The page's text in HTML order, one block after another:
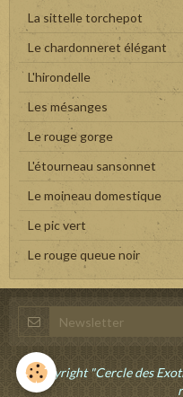
La sittelle torchepot
Le chardonneret élégant
L'hirondelle
Les mésanges
Le rouge gorge
L'étourneau sansonnet
Le moineau domestique
Le pic vert
Le rouge queue noir
©Copyright "Cercle des